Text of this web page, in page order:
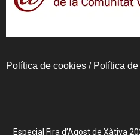
Política de cookies / Política
Especial Fira d’Agost de Xàtiva